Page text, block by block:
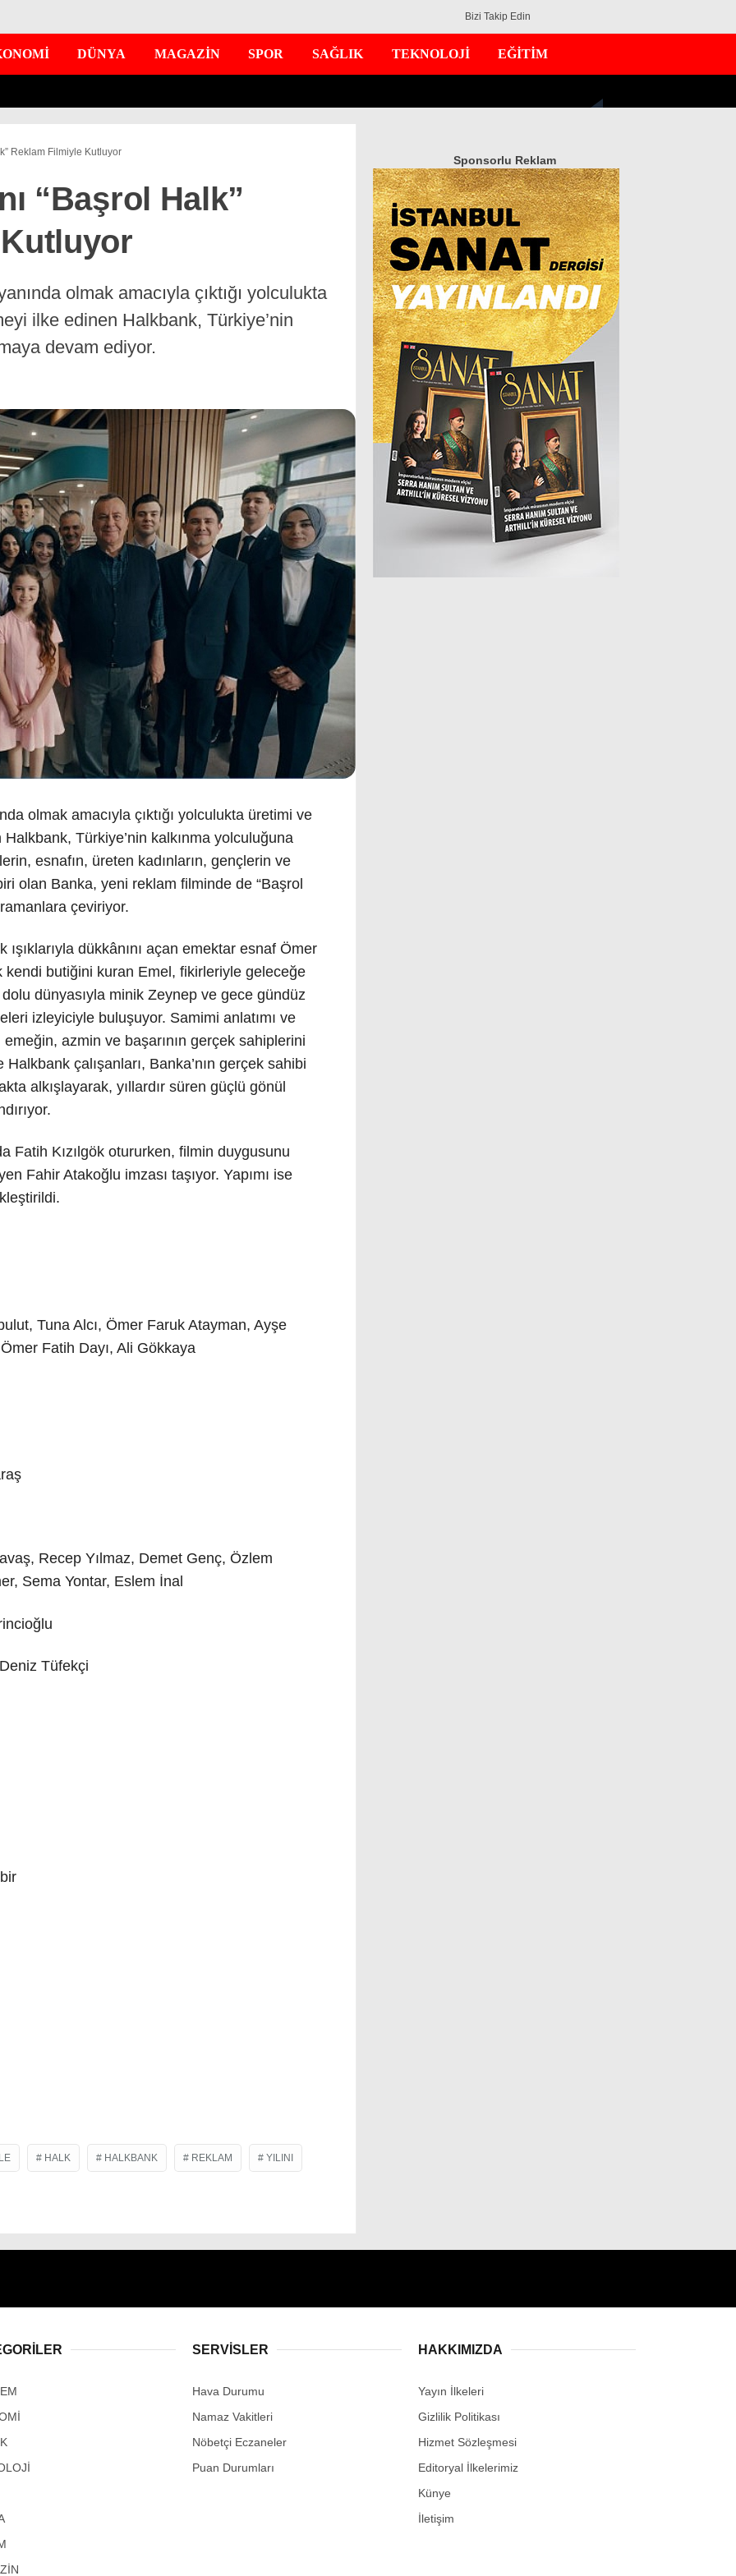
GÜNDEM
EKONOMİ
DÜNYA
MAGAZİN
SPOR
SAĞLIK
TEKNOLOJİ
EĞİTİM
Bizi Takip Edin
DÜNYA MAGAZİN SPOR SAĞLIK TEKNOLOJİ EĞİTİM
Reklam Filmiyle Kutluyor
“Başrol Halk”
olmak amacıyla çıktığı yolculukta
ilke edinen Halkbank, Türkiye’nin
devam ediyor.
olmak amacıyla çıktığı yolculukta üretimi ve
Türkiye’nin kalkınma yolculuğuna
esnafın, üreten kadınların, gençlerin ve
olan Banka, yeni reklam filminde de “Başrol
çeviriyor.
dükkânını açan emektar esnaf Ömer
butiğini kuran Emel, fikirleriyle geleceğe
dünyasıyla minik Zeynep ve gece gündüz
izleyiciyle buluşuyor. Samimi anlatımı ve
azmin ve başarının gerçek sahiplerini
çalışanları, Banka’nın gerçek sahibi
alkışlayarak, yıllardır süren güçlü gönül
Fatih Kızılgök otururken, filmin duygusunu
Fahir Atakoğlu imzası taşıyor. Yapımı ise
Tuna Alcı, Ömer Faruk Atayman, Ayşe
Fatih Dayı, Ali Gökkaya
Recep Yılmaz, Demet Genç, Özlem
Sema Yontar, Eslem İnal
Tüfekçi
HALK HALKBANK REKLAM YILINI
Sponsorlu Reklam
SERVİSLER
Hava Durumu
Namaz Vakitleri
Nöbetçi Eczaneler
Puan Durumları
HAKKIMIZDA
Yayın İlkeleri
Gizlilik Politikası
Hizmet Sözleşmesi
Editoryal İlkelerimiz
Künye
İletişim